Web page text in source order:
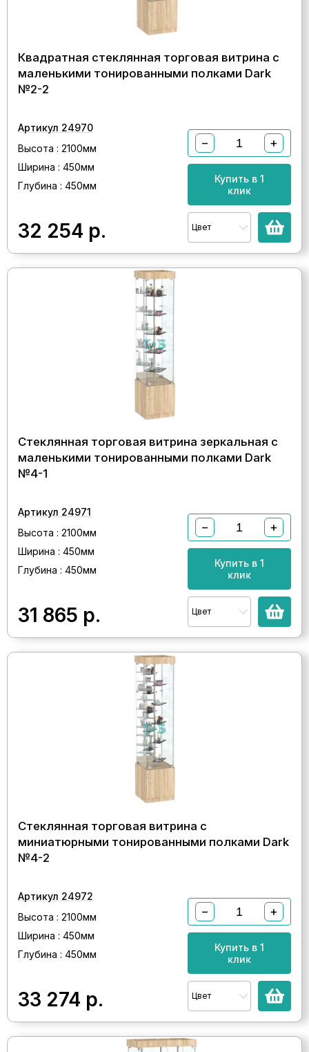
Квадратная стеклянная торговая витрина с
маленькими тонированными полками Dark
№2-2
Артикул 24970
Высота : 2100мм
Ширина : 450мм
Глубина : 450мм
32 254 р.
− +
Купить в 1
клик
Цвет
Стеклянная торговая витрина зеркальная с
маленькими тонированными полками Dark
№4-1
Артикул 24971
Высота : 2100мм
Ширина : 450мм
Глубина : 450мм
31 865 р.
− +
Купить в 1
клик
Цвет
Стеклянная торговая витрина с
миниатюрными тонированными полками Dark
№4-2
Артикул 24972
Высота : 2100мм
Ширина : 450мм
Глубина : 450мм
33 274 р.
− +
Купить в 1
клик
Цвет